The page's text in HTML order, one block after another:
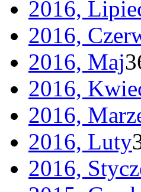
2016,
2016,
2016, Maj
2016,
2016,
2016, Luty
2016,